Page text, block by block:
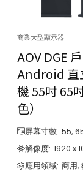
商業大型顯示器
AOV DGE
Android 直
機 55吋 65
色）
屏幕寸數: 55,
解像度: 1920 x
應用領域: 商用,